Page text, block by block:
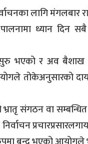
लागि मंगलबार
ध्यान दिन
भएको र अव
तोकेअनुसारको
संगठन वा